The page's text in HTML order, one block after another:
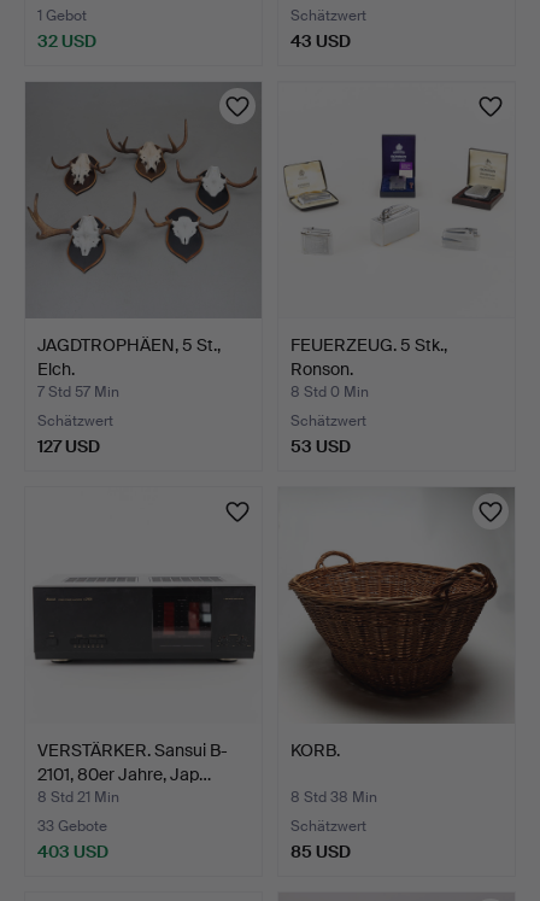
1 Gebot
32 USD
Schätzwert
43 USD
JAGDTROPHÄEN, 5 St.,
Elch.
7 Std 57 Min
Schätzwert
127 USD
FEUERZEUG. 5 Stk.,
Ronson.
8 Std 0 Min
Schätzwert
53 USD
VERSTÄRKER. Sansui B-
2101, 80er Jahre, Jap…
8 Std 21 Min
33 Gebote
403 USD
KORB.
8 Std 38 Min
Schätzwert
85 USD